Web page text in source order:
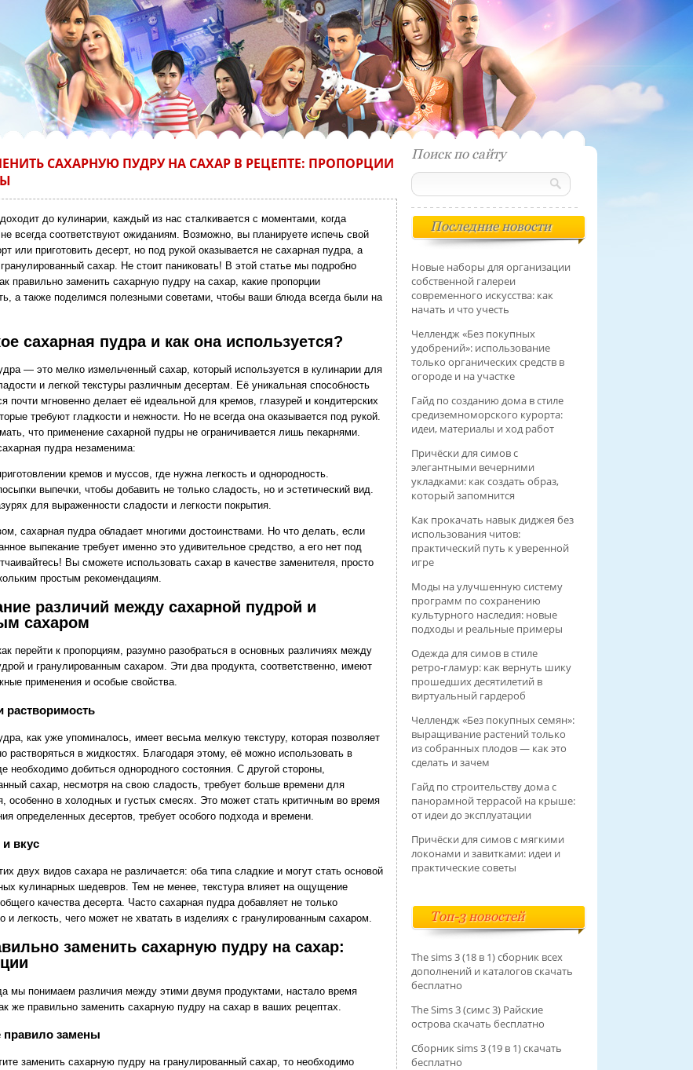
САХАРНУЮ ПУДРУ НА САХАР В РЕЦЕПТЕ: ПРОПОРЦИИ
до кулинарии, каждый из нас сталкивается с моментами, когда
всегда соответствуют ожиданиям. Возможно, вы планируете испечь свой
или приготовить десерт, но под рукой оказывается не сахарная пудра, а
сахар. Не стоит паниковать! В этой статье мы подробно
правильно заменить сахарную пудру на сахар, какие пропорции
а также поделимся полезными советами, чтобы ваши блюда всегда были на
сахарная пудра и как она используется?
— это мелко измельченный сахар, который используется в кулинарии для
и легкой текстуры различным десертам. Её уникальная способность
почти мгновенно делает её идеальной для кремов, глазурей и кондитерских
требуют гладкости и нежности. Но не всегда она оказывается под рукой.
что применение сахарной пудры не ограничивается лишь пекарнями.
пудра незаменима:
кремов и муссов, где нужна легкость и однородность.
выпечки, чтобы добавить не только сладость, но и эстетический вид.
для выраженности сладости и легкости покрытия.
сахарная пудра обладает многими достоинствами. Но что делать, если
выпекание требует именно это удивительное средство, а его нет под
Вы сможете использовать сахар в качестве заменителя, просто
простым рекомендациям.
различий между сахарной пудрой и
сахаром
перейти к пропорциям, разумно разобраться в основных различиях между
и гранулированным сахаром. Эти два продукта, соответственно, имеют
применения и особые свойства.
растворимость
как уже упоминалось, имеет весьма мелкую текстуру, которая позволяет
растворяться в жидкостях. Благодаря этому, её можно использовать в
необходимо добиться однородного состояния. С другой стороны,
сахар, несмотря на свою сладость, требует больше времени для
особенно в холодных и густых смесях. Это может стать критичным во время
определенных десертов, требует особого подхода и времени.
вкус
двух видов сахара не различается: оба типа сладкие и могут стать основой
кулинарных шедевров. Тем не менее, текстура влияет на ощущение
качества десерта. Часто сахарная пудра добавляет не только
и легкость, чего может не хватать в изделиях с гранулированным сахаром.
заменить сахарную пудру на сахар:
мы понимаем различия между этими двумя продуктами, настало время
же правильно заменить сахарную пудру на сахар в ваших рецептах.
правило замены
заменить сахарную пудру на гранулированный сахар, то необходимо
Поиск по сайту
Последние новости
Новые наборы для организации
собственной галереи
современного искусства: как
начать и что учесть
Челлендж «Без покупных
удобрений»: использование
только органических средств в
огороде и на участке
Гайд по созданию дома в стиле
средиземноморского курорта:
идеи, материалы и ход работ
Причёски для симов с
элегантными вечерними
укладками: как создать образ,
который запомнится
Как прокачать навык диджея без
использования читов:
практический путь к уверенной
игре
Моды на улучшенную систему
программ по сохранению
культурного наследия: новые
подходы и реальные примеры
Одежда для симов в стиле
ретро‑гламур: как вернуть шику
прошедших десятилетий в
виртуальный гардероб
Челлендж «Без покупных семян»:
выращивание растений только
из собранных плодов — как это
сделать и зачем
Гайд по строительству дома с
панорамной террасой на крыше:
от идеи до эксплуатации
Причёски для симов с мягкими
локонами и завитками: идеи и
практические советы
Топ-3 новостей
The sims 3 (18 в 1) сборник всех
дополнений и каталогов скачать
бесплатно
The Sims 3 (симс 3) Райские
острова скачать бесплатно
Сборник sims 3 (19 в 1) скачать
бесплатно